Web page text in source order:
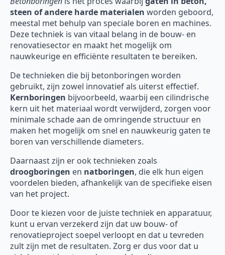
steen of andere harde materialen worden geboord,
meestal met behulp van speciale boren en machines.
Deze techniek is van vitaal belang in de bouw- en
renovatiesector en maakt het mogelijk om
nauwkeurige en efficiënte resultaten te bereiken.
De technieken die bij betonboringen worden
gebruikt, zijn zowel innovatief als uiterst effectief.
Kernboringen bijvoorbeeld, waarbij een cilindrische
kern uit het materiaal wordt verwijderd, zorgen voor
minimale schade aan de omringende structuur en
maken het mogelijk om snel en nauwkeurig gaten te
boren van verschillende diameters.
Daarnaast zijn er ook technieken zoals
droogboringen en natboringen, die elk hun eigen
voordelen bieden, afhankelijk van de specifieke eisen
van het project.
Door te kiezen voor de juiste techniek en apparatuur,
kunt u ervan verzekerd zijn dat uw bouw- of
renovatieproject soepel verloopt en dat u tevreden
zult zijn met de resultaten. Zorg er dus voor dat u